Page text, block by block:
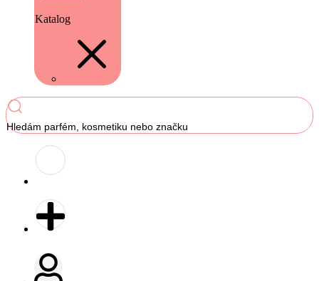
Katalog
Hledám parfém, kosmetiku nebo značku